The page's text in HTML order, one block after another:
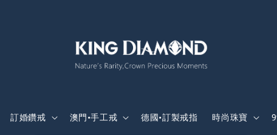
訂婚鑽戒 澳門•手工戒 德國•訂製戒指 時尚珠寶